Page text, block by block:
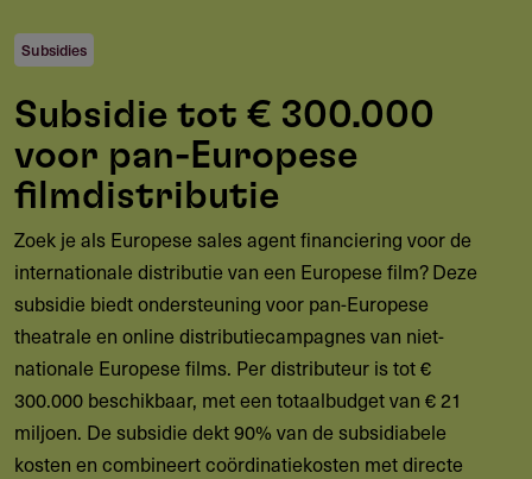
Subsidies
Subsidie tot € 300.000
voor pan-Europese
filmdistributie
Zoek je als Europese sales agent financiering voor de
internationale distributie van een Europese film? Deze
subsidie biedt ondersteuning voor pan-Europese
theatrale en online distributiecampagnes van niet-
nationale Europese films. Per distributeur is tot €
300.000 beschikbaar, met een totaalbudget van € 21
miljoen. De subsidie dekt 90% van de subsidiabele
kosten en combineert coördinatiekosten met directe